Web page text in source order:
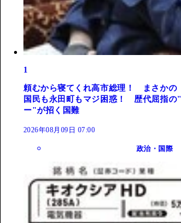
1
頼むから寝てくれ高市総理！ まさかの
国民も永田町もマジ困惑！ 歴代屈指の
ー"が招く国難
2026年08月09日 07:00
政治・国際